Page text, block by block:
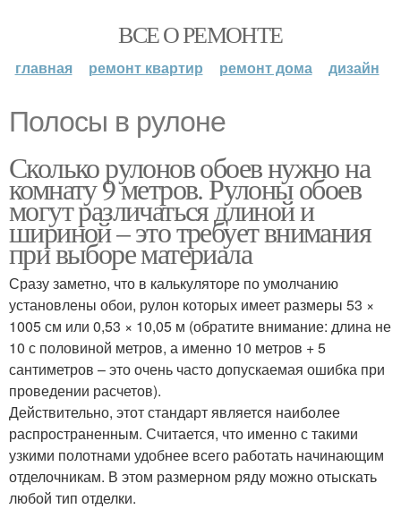
ВСЕ О РЕМОНТЕ
главная ремонт квартир ремонт дома дизайн
Полосы в рулоне
Сколько рулонов обоев нужно на
комнату 9 метров. Рулоны обоев
могут различаться длиной и
шириной – это требует внимания
при выборе материала
Сразу заметно, что в калькуляторе по умолчанию
установлены обои, рулон которых имеет размеры 53 ×
1005 см или 0,53 × 10,05 м (обратите внимание: длина не
10 с половиной метров, а именно 10 метров + 5
сантиметров – это очень часто допускаемая ошибка при
проведении расчетов).
Действительно, этот стандарт является наиболее
распространенным. Считается, что именно с такими
узкими полотнами удобнее всего работать начинающим
отделочникам. В этом размерном ряду можно отыскать
любой тип отделки.